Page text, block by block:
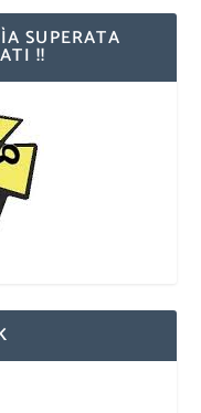
SUPERATA
!!